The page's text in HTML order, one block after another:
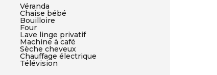
Véranda
Chaise bébé
Bouilloire
Four
Lave linge privatif
Machine à café
Sèche cheveux
Chauffage électrique
Télévision